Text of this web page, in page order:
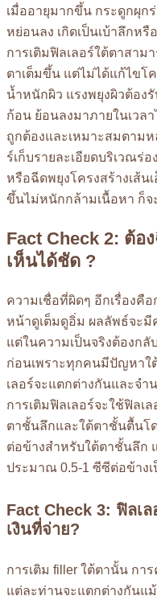
เมื่ออายุมากขึ้น กระดูกผุก
หย่อนลง เกิดเป็นเบ้าลึกหรื
การเติมฟิลเลอร์ใต้ตาสา
ตาเต็มขึ้น แต่ไม่ได้แก้ไขโ
น้ำหนักผิว แรงพยุงผิวต้อง
ก้อน ย้อนลงมาภายในเวล
ถูกต้องและเหมาะสมตาม
ร์เก็บรายละเอียดบริเวณร่
หรือฉีดพยุงโครงสร้างเส้น
ขึ้นไม่หนักกล้ามเนื้อหา ก็จ
Fact Check 2: ต้อ
เห็นได้ชัด ?
ความเชื่อที่ผิดๆ อีกเรื่องคื
หน้าดูเต็มดูอิ่ม ผลลัพธ์จะมี
แต่ในความเป็นจริงต้องก
ก่อนเพราะทุกคนมีปัญหาใ
เลอร์จะแตกต่างกันและจ
การเติมฟิลเลอร์จะใช้ฟิลเ
ตาชั้นลึกและใต้ตาชั้นตื้นโ
ต่อข้างสำหรับใต้ตาชั้นลึก
ประมาณ 0.5-1 ซีซีต่อข้างเ
Fact Check 3: ฟิลเ
เงินที่จ่าย?
การเติม filler ใต้ตานั้น กา
แต่ละท่านจะแตกต่างกันแ